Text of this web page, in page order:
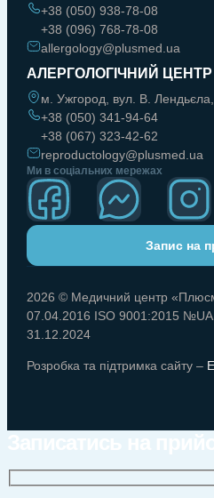
+38 (050) 938-78-08
+38 (096) 768-78-08
allergology@plusmed.ua
АЛЕРГОЛОГІЧНИЙ ЦЕНТР
м. Ужгород, вул. В.
+38 (050) 341-94-64
+38 (067) 323-42-62
reproductology@plusmed.ua
Ми в соціальних мережах
Запис на
2026 © Медичний центр
07.04.2016 ISO 9001:2015
31.12.2024
Розробка та підтримка сайту –